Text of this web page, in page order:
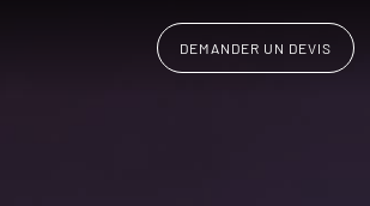
DEMANDER UN DEVIS